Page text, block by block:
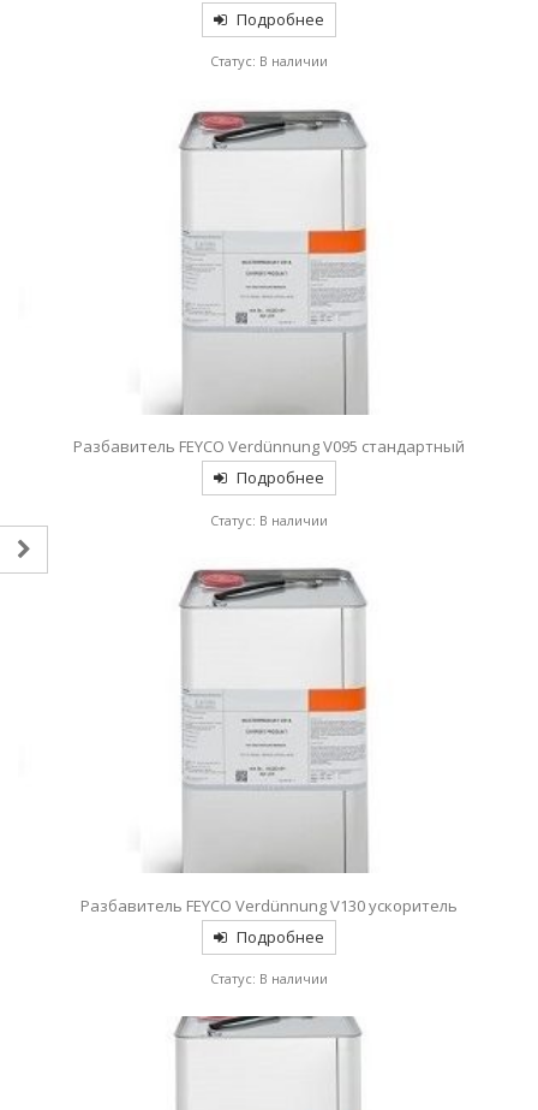
Подробнее
Статус: В наличии
Разбавитель FEYCO Verdünnung V095 стандартный
Подробнее
Статус: В наличии
Разбавитель FEYCO Verdünnung V130 ускоритель
Подробнее
Статус: В наличии